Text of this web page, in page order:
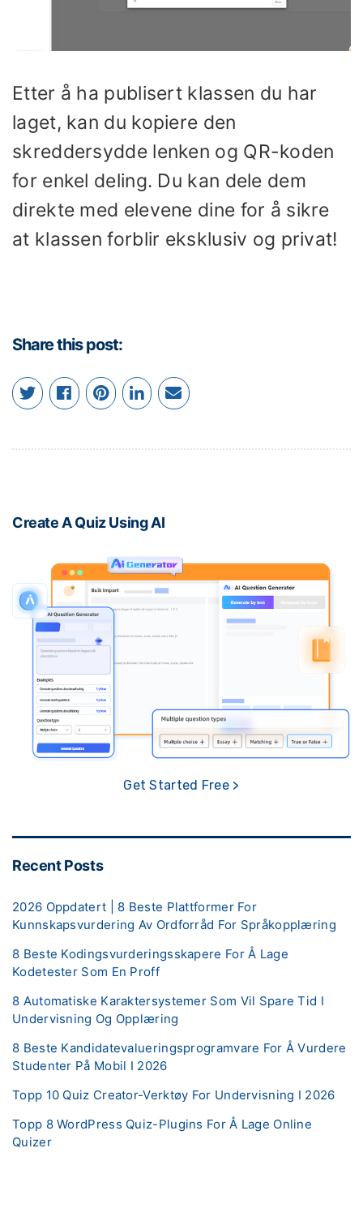
Etter å ha publisert klassen du har
laget, kan du kopiere den
skreddersydde lenken og QR-koden
for enkel deling. Du kan dele dem
direkte med elevene dine for å sikre
at klassen forblir eksklusiv og privat!
Share this post:
Create A Quiz Using AI
Get Started Free >
Recent Posts
2026 Oppdatert | 8 Beste Plattformer For
Kunnskapsvurdering Av Ordforråd For Språkopplæring
8 Beste Kodingsvurderingsskapere For Å Lage
Kodetester Som En Proff
8 Automatiske Karaktersystemer Som Vil Spare Tid I
Undervisning Og Opplæring
8 Beste Kandidatevalueringsprogramvare For Å Vurdere
Studenter På Mobil I 2026
Topp 10 Quiz Creator-Verktøy For Undervisning I 2026
Topp 8 WordPress Quiz-Plugins For Å Lage Online
Quizer